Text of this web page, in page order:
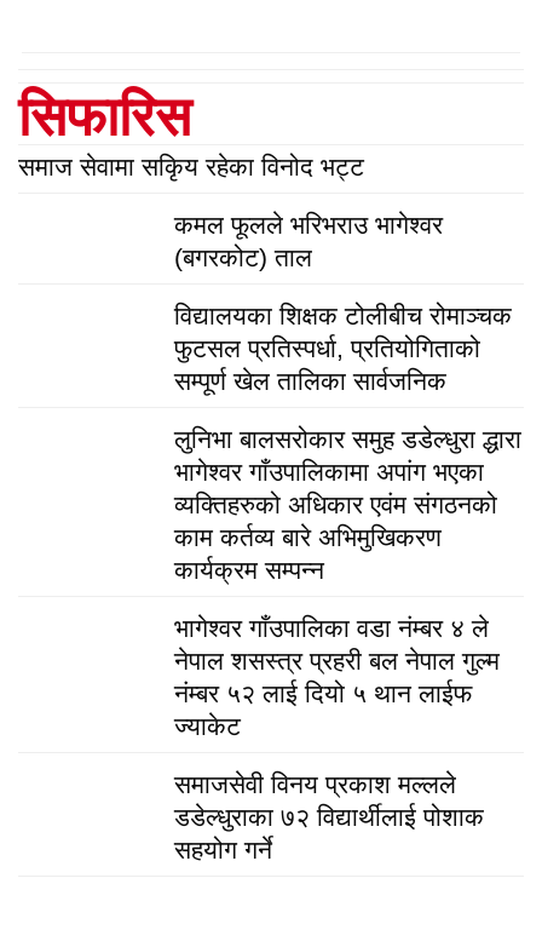
सिफारिस
समाज सेवामा सकिृय रहेका विनोद भट्ट
कमल फूलले भरिभराउ भागेश्वर
(बगरकोट) ताल
विद्यालयका शिक्षक टोलीबीच रोमाञ्चक
फुटसल प्रतिस्पर्धा, प्रतियोगिताको
सम्पूर्ण खेल तालिका सार्वजनिक
लुनिभा बालसरोकार समुह डडेल्धुरा द्धारा
भागेश्वर गाँउपालिकामा अपांग भएका
व्यक्तिहरुको अधिकार एवंम संगठनको
काम कर्तव्य बारे अभिमुखिकरण
कार्यक्रम सम्पन्न
भागेश्वर गाँउपालिका वडा नंम्बर ४ ले
नेपाल शसस्त्र प्रहरी बल नेपाल गुल्म
नंम्बर ५२ लाई दियो ५ थान लाईफ
ज्याकेट
समाजसेवी विनय प्रकाश मल्लले
डडेल्धुराका ७२ विद्यार्थीलाई पोशाक
सहयोग गर्ने